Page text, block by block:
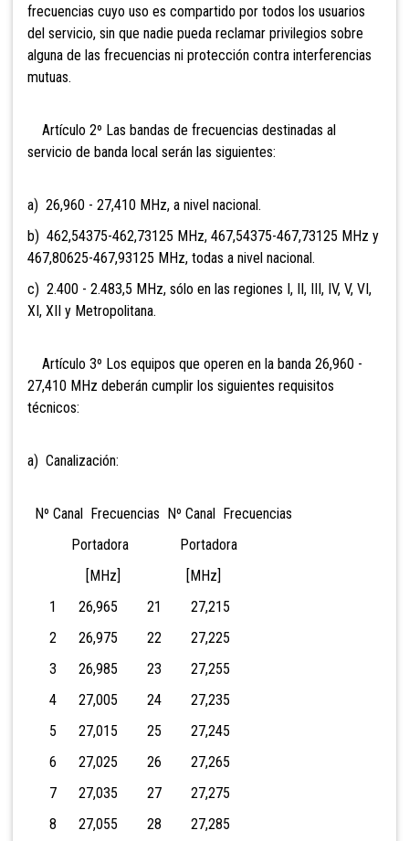
frecuencias cuyo uso es compartido por todos los usuarios
del servicio, sin que nadie pueda reclamar privilegios sobre
alguna de las frecuencias ni protección contra interferencias
mutuas.
Artículo 2º Las bandas de frecuencias destinadas al
servicio de banda local serán las siguientes:
a) 26,960 - 27,410 MHz, a nivel nacional.
b) 462,54375-462,73125 MHz, 467,54375-467,73125 MHz y
467,80625-467,93125 MHz, todas a nivel nacional.
c) 2.400 - 2.483,5 MHz, sólo en las regiones I, II, III, IV, V, VI,
XI, XII y Metropolitana.
Artículo 3º Los equipos que operen en la banda 26,960 -
27,410 MHz deberán cumplir los siguientes requisitos
técnicos:
a) Canalización:
Nº Canal Frecuencias Nº Canal Frecuencias
Portadora Portadora
[MHz] [MHz]
1 26,965 21 27,215
2 26,975 22 27,225
3 26,985 23 27,255
4 27,005 24 27,235
5 27,015 25 27,245
6 27,025 26 27,265
7 27,035 27 27,275
8 27,055 28 27,285